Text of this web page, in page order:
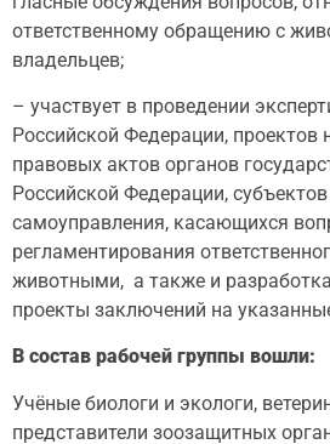
ответственному обращению с
владельцев;
– участвует в проведении
Российской Федерации, проектов
правовых актов органов
Российской Федерации,
самоуправления, касающихся
регламентирования
животными, а также и
проекты заключений на
В состав рабочей группы вошли:
Учёные биологи и экологи,
представители зоозащитных